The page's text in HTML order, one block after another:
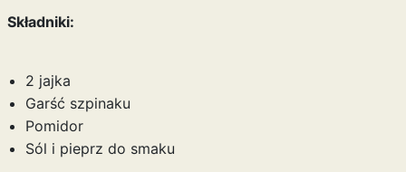
Składniki:
2 jajka
Garść szpinaku
Pomidor
Sól i pieprz do smaku